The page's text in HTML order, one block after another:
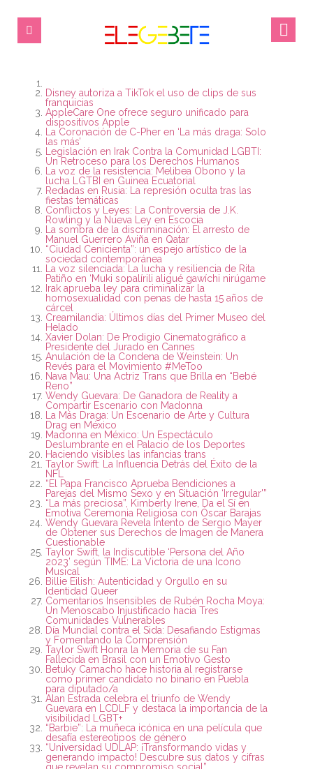
Disney autoriza a TikTok el uso de clips de sus
franquicias
AppleCare One ofrece seguro unificado para
dispositivos Apple
La Coronación de C-Pher en ‘La más draga: Solo
las más’
Legislación en Irak Contra la Comunidad LGBTI:
Un Retroceso para los Derechos Humanos
La voz de la resistencia: Melibea Obono y la
lucha LGTBI en Guinea Ecuatorial
Redadas en Rusia: La represión oculta tras las
fiestas temáticas
Conflictos y Leyes: La Controversia de J.K.
Rowling y la Nueva Ley en Escocia
La sombra de la discriminación: El arresto de
Manuel Guerrero Aviña en Qatar
“Ciudad Cenicienta”: un espejo artístico de la
sociedad contemporánea
La voz silenciada: La lucha y resiliencia de Rita
Patiño en ‘Muki sopalírili aligué gawíchi nirúgame
Irak aprueba ley para criminalizar la
homosexualidad con penas de hasta 15 años de
cárcel
Creamilandia: Últimos días del Primer Museo del
Helado
Xavier Dolan: De Prodigio Cinematográfico a
Presidente del Jurado en Cannes
Anulación de la Condena de Weinstein: Un
Revés para el Movimiento #MeToo
Nava Mau: Una Actriz Trans que Brilla en “Bebé
Reno”
Wendy Guevara: De Ganadora de Reality a
Compartir Escenario con Madonna
La Más Draga: Un Escenario de Arte y Cultura
Drag en México
Madonna en México: Un Espectáculo
Deslumbrante en el Palacio de los Deportes
Haciendo visibles las infancias trans
Taylor Swift: La Influencia Detrás del Éxito de la
NFL
“El Papa Francisco Aprueba Bendiciones a
Parejas del Mismo Sexo y en Situación ‘Irregular'”
“La más preciosa”, Kimberly Irene, Da el Sí en
Emotiva Ceremonia Religiosa con Óscar Barajas
Wendy Guevara Revela Intento de Sergio Mayer
de Obtener sus Derechos de Imagen de Manera
Cuestionable
Taylor Swift, la Indiscutible ‘Persona del Año
2023’ según TIME: La Victoria de una Icono
Musical
Billie Eilish: Autenticidad y Orgullo en su
Identidad Queer
Comentarios Insensibles de Rubén Rocha Moya:
Un Menoscabo Injustificado hacia Tres
Comunidades Vulnerables
Día Mundial contra el Sida: Desafiando Estigmas
y Fomentando la Comprensión
Taylor Swift Honra la Memoria de su Fan
Fallecida en Brasil con un Emotivo Gesto
Betuky Camacho hace historia al registrarse
como primer candidato no binario en Puebla
para diputado/a
Alan Estrada celebra el triunfo de Wendy
Guevara en LCDLF y destaca la importancia de la
visibilidad LGBT+
“Barbie”: La muñeca icónica en una película que
desafía estereotipos de género
“Universidad UDLAP: ¡Transformando vidas y
generando impacto! Descubre sus datos y cifras